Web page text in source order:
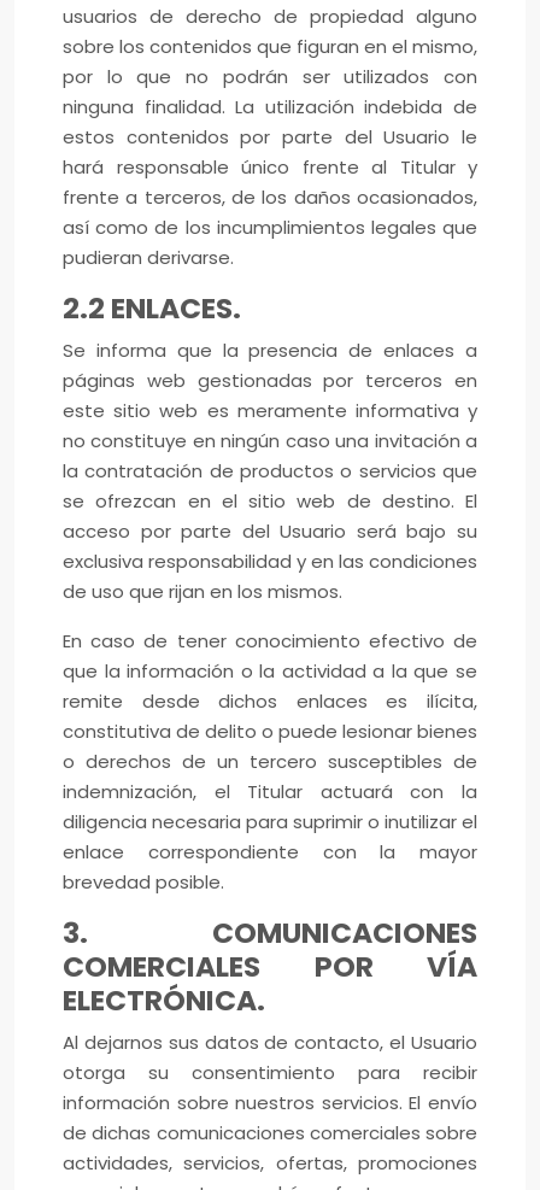
usuarios de derecho de propiedad alguno
sobre los contenidos que figuran en el mismo,
por lo que no podrán ser utilizados con
ninguna finalidad. La utilización indebida de
estos contenidos por parte del Usuario le
hará responsable único frente al Titular y
frente a terceros, de los daños ocasionados,
así como de los incumplimientos legales que
pudieran derivarse.
2.2 ENLACES.
Se informa que la presencia de enlaces a
páginas web gestionadas por terceros en
este sitio web es meramente informativa y
no constituye en ningún caso una invitación a
la contratación de productos o servicios que
se ofrezcan en el sitio web de destino. El
acceso por parte del Usuario será bajo su
exclusiva responsabilidad y en las condiciones
de uso que rijan en los mismos.
En caso de tener conocimiento efectivo de
que la información o la actividad a la que se
remite desde dichos enlaces es ilícita,
constitutiva de delito o puede lesionar bienes
o derechos de un tercero susceptibles de
indemnización, el Titular actuará con la
diligencia necesaria para suprimir o inutilizar el
enlace correspondiente con la mayor
brevedad posible.
3. COMUNICACIONES
COMERCIALES POR VÍA
ELECTRÓNICA.
Al dejarnos sus datos de contacto, el Usuario
otorga su consentimiento para recibir
información sobre nuestros servicios. El envío
de dichas comunicaciones comerciales sobre
actividades, servicios, ofertas, promociones